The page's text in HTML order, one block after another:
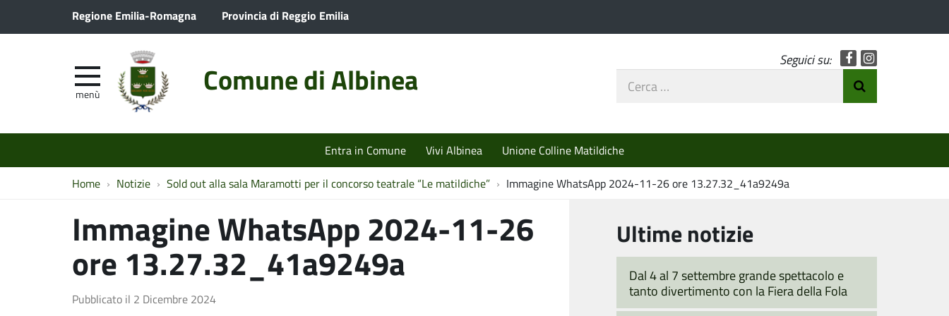
Regione Emilia-Romagna Provincia di Reggio Emilia
Comune di Albinea
menù
Seguici su: Facebook
Cerca
Entra in Comune Vivi Albinea Unione Colline Matildiche
Home Notizie Sold out alla sala Maramotti per il concorso teatrale “Le matildiche” Immagine WhatsApp 2024-11-26 ore 13.27.32_41a9249a
Immagine WhatsApp 2024-11-26
ore 13.27.32_41a9249a
Pubblicato il 2 Dicembre 2024
Ultime notizie
Dal 4 al 7 settembre grande spettacolo e
tanto divertimento con la Fiera della Fola